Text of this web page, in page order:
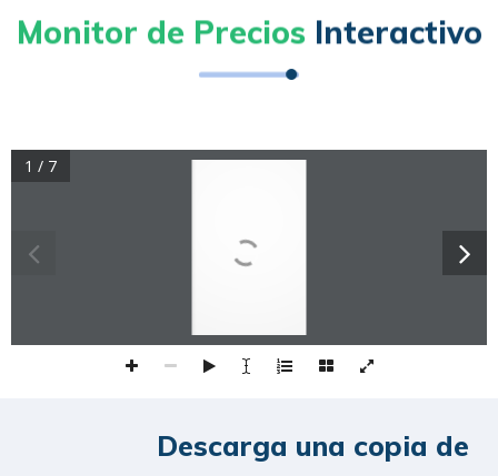
Monitor de Precios Interactivo
1 / 7
Descarga una copia de